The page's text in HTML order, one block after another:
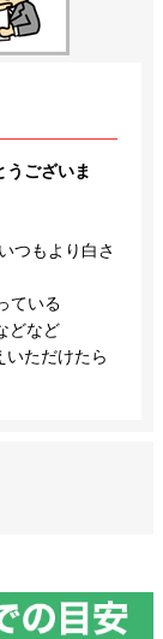
ございま
つもより白さ
ている
どなど
いただけたら